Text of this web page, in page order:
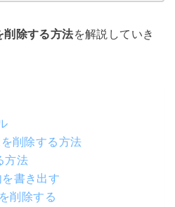
除する方法を解説していき
削除する方法
方法
書き出す
削除する